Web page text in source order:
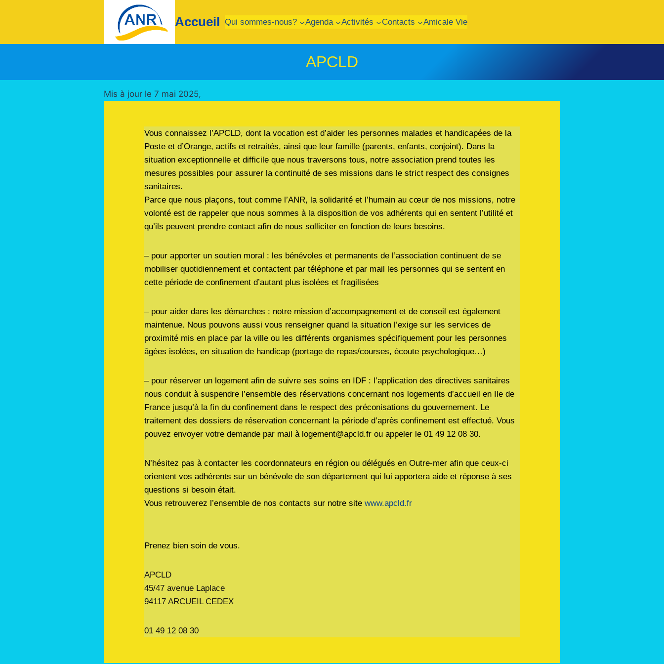
Accueil Qui sommes-nous? Agenda Activités Contacts Amicale Vie
APCLD
Mis à jour le 7 mai 2025,
Vous connaissez l’APCLD, dont la vocation est d’aider les personnes malades et handicapées de la
Poste et d’Orange, actifs et retraités, ainsi que leur famille (parents, enfants, conjoint). Dans la
situation exceptionnelle et difficile que nous traversons tous, notre association prend toutes les
mesures possibles pour assurer la continuité de ses missions dans le strict respect des consignes
sanitaires.
Parce que nous plaçons, tout comme l’ANR, la solidarité et l’humain au cœur de nos missions, notre
volonté est de rappeler que nous sommes à la disposition de vos adhérents qui en sentent l’utilité et
qu’ils peuvent prendre contact afin de nous solliciter en fonction de leurs besoins.
– pour apporter un soutien moral : les bénévoles et permanents de l’association continuent de se
mobiliser quotidiennement et contactent par téléphone et par mail les personnes qui se sentent en
cette période de confinement d’autant plus isolées et fragilisées
– pour aider dans les démarches : notre mission d’accompagnement et de conseil est également
maintenue. Nous pouvons aussi vous renseigner quand la situation l’exige sur les services de
proximité mis en place par la ville ou les différents organismes spécifiquement pour les personnes
âgées isolées, en situation de handicap (portage de repas/courses, écoute psychologique…)
– pour réserver un logement afin de suivre ses soins en IDF : l’application des directives sanitaires
nous conduit à suspendre l’ensemble des réservations concernant nos logements d’accueil en Ile de
France jusqu’à la fin du confinement dans le respect des préconisations du gouvernement. Le
traitement des dossiers de réservation concernant la période d’après confinement est effectué. Vous
pouvez envoyer votre demande par mail à logement@apcld.fr ou appeler le 01 49 12 08 30.
N’hésitez pas à contacter les coordonnateurs en région ou délégués en Outre-mer afin que ceux-ci
orientent vos adhérents sur un bénévole de son département qui lui apportera aide et réponse à ses
questions si besoin était.
Vous retrouverez l’ensemble de nos contacts sur notre site www.apcld.fr
Prenez bien soin de vous.
APCLD
45/47 avenue Laplace
94117 ARCUEIL CEDEX
01 49 12 08 30